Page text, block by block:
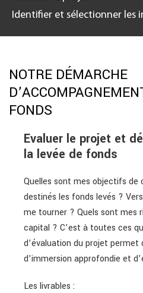
Identifier et sélectionner les
NOTRE DÉMARCHE
FONDS
Evaluer le projet et
la levée de fonds
Quelles sont mes objectifs de
destinés les fonds levés ?
me tourner ? Quels sont mes
capital ? C’est à toutes ces
d’évaluation du projet permet
d’immersion approfondie et
Les livrables :